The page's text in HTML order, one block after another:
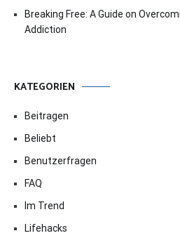
Breaking Free: A Guide on
Addiction
KATEGORIEN
Beitragen
Beliebt
Benutzerfragen
FAQ
Im Trend
Lifehacks